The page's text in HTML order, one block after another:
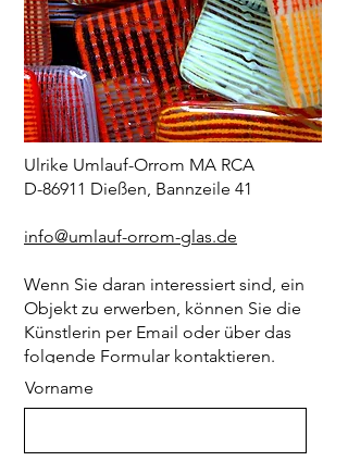
Ulrike Umlauf-Orrom MA RCA
D-86911 Dießen, Bannzeile 41
info@umlauf-orrom-glas.de
Wenn Sie daran interessiert sind, ein
Objekt zu erwerben, können Sie die
Künstlerin per Email oder über das
folgende Formular kontaktieren.
Vorname